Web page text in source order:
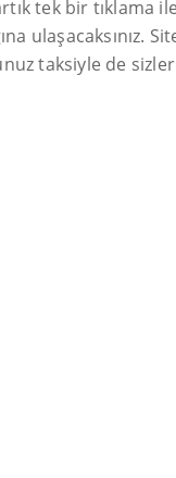
tek bir tıklama
ulaşacaksınız.
taksiyle de